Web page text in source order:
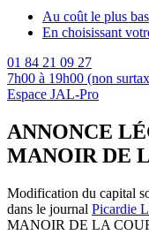
Au coût le plus bas
En choisissant
01 84 21 09 27
7h00 à 19h00 (non
Espace JAL-Pro
ANNONCE
MANOIR DE
Modification du capital
dans le journal Picardie
MANOIR DE LA